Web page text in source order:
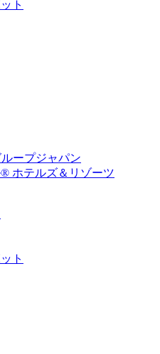
ト
ープジャパン
ホテルズ＆リゾーツ
ト